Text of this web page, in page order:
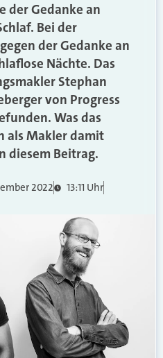
der Gedanke an
Bei der
der Gedanke an
Nächte. Das
Stephan
von Progress
Was das
als Makler damit
diesem Beitrag.
2022
13:11 Uhr